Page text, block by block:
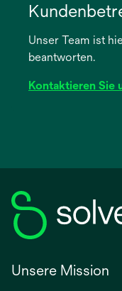
neuen
Registerkarte
Unser Team ist
beantworten.
Kontaktieren Sie
Unsere Mission